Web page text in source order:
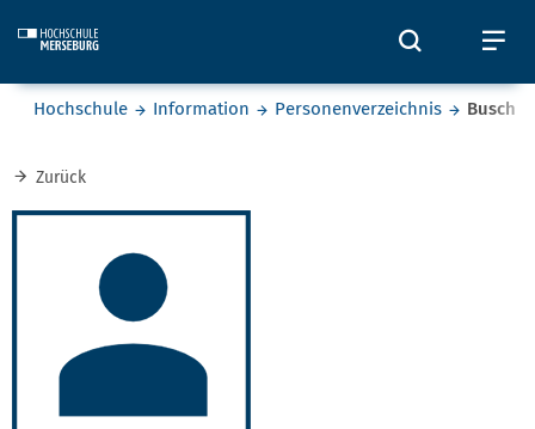
Öffnet
Sie befinden sich hier:
Hochschule Information Personenverzeichnis Busch
Zurück